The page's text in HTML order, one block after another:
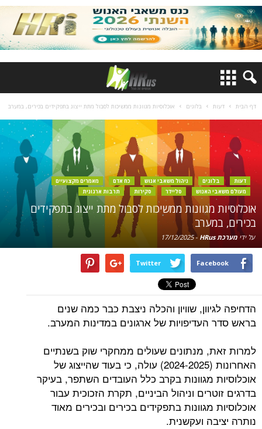
דף הבית דעות בלוגים אוכלוסיות מגוונות ממשיכות לסבול מתת ייצוג בתפקידים בכירים, במערב
דעות בלוגים ניהול משאבי אנוש כח אדם
מאמרים מקצועיים
מעולם משאבי האנוש
סליידר סקירות תרבות ארגונית
אוכלוסיות מגוונות ממשיכות לסבול מתת ייצוג בתפקידים
בכירים, במערב
על ידי מערכת HRus -
17/12/2025
Facebook
Twitter
הדחיפה לגיוון, שוויון והכלה ניצבת כבר כמה שנים
בראש סדר העדיפויות של ארגונים במדינות המערב.
למרות זאת, מנתונים שעולים ממחקרי שוק בשנתיים
האחרונות (2024-2025) עולה, כי בעוד שהייצוג של
אוכלוסיות מגוונות בקרב כלל העובדים השתפר, בעיקר
בדרגים זוטרים וניהול הביניים, תקרת הזכוכית עבור
אוכלוסיות מגוונות בתפקידים בכירים ובכירים מאוד
נותרה יציבה ועקשנית.